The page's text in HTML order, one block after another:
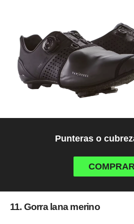
Punteras o
11. Gorra lana merino